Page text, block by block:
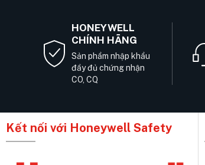
HONEYWELL
CHÍNH HÃNG
Sản phẩm nhập khẩu
đầy đủ chứng nhận
CO, CQ
Kết nối với Honeywell Safety